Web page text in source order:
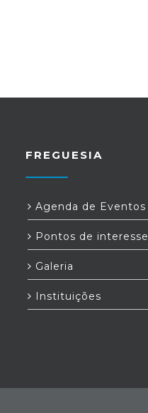
FREGUESIA
Agenda de Eventos
Pontos de interesse
Galeria
Instituições